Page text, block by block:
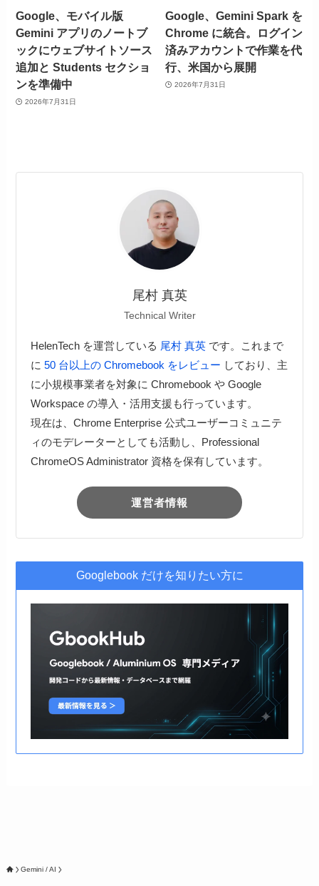
Google、モバイル版
Gemini アプリのノートブ
ックにウェブサイトソース
追加と Students セクショ
ンを準備中
2026年7月31日
Google、Gemini Spark を
Chrome に統合。ログイン
済みアカウントで作業を代
行、米国から展開
2026年7月31日
尾村 真英
Technical Writer
HelenTech を運営している 尾村 真英です。これまで
に 50 台以上の Chromebook をレビュー しており、主
に小規模事業者を対象に Chromebook や Google
Workspace の導入・活用支援も行っています。
現在は、Chrome Enterprise 公式ユーザーコミュニテ
ィのモデレーターとしても活動し、Professional
ChromeOS Administrator 資格を保有しています。
運営者情報
Googlebook だけを知りたい方に
Gemini / AI